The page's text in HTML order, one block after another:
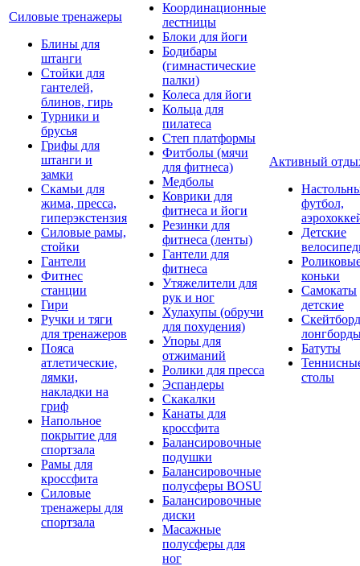
Силовые тренажеры
Блины для
штанги
Стойки для
гантелей,
блинов, гирь
Турники и
брусья
Грифы для
штанги и
замки
Скамьи для
жима, пресса,
гиперэкстензия
Силовые рамы,
стойки
Гантели
Фитнес
станции
Гири
Ручки и тяги
для тренажеров
Пояса
атлетические,
лямки,
накладки на
гриф
Напольное
покрытие для
спортзала
Рамы для
кроссфита
Силовые
тренажеры для
спортзала
Координационные
лестницы
Блоки для йоги
Бодибары
(гимнастические
палки)
Колеса для йоги
Кольца для
пилатеса
Степ платформы
Фитболы (мячи
для фитнеса)
Медболы
Коврики для
фитнеса и йоги
Резинки для
фитнеса (ленты)
Гантели для
фитнеса
Утяжелители для
рук и ног
Хулахупы (обручи
для похудения)
Упоры для
отжиманий
Ролики для пресса
Эспандеры
Скакалки
Канаты для
кроссфита
Балансировочные
подушки
Балансировочные
полусферы BOSU
Балансировочные
диски
Масажные
полусферы для
ног
Активный
футбол,
Детские
коньки
Самокаты
детские
Батуты
столы